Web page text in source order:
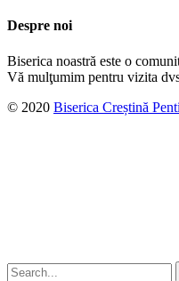
Despre noi
Biserica noastră este o
Vă mulţumim pentru vizita
© 2020 Biserica Creștină